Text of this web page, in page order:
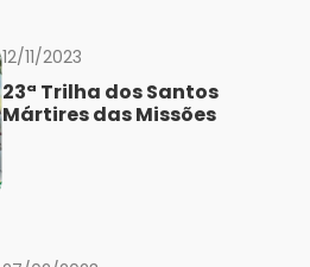
12/11/2023
23ª Trilha dos Santos
Mártires das Missões